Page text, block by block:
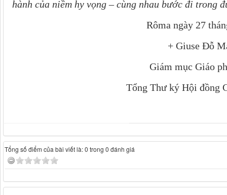
hành của niềm hy vọng – cùng nhau bước đi trong
Rôma ngày 27
+ Giuse Đỗ
Giám mục Giáo
Tổng Thư ký Hội đồng
Tổng số điểm của bài viết là: 0 trong 0 đánh giá